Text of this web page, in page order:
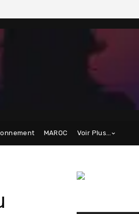
MAROC Voir Plus…